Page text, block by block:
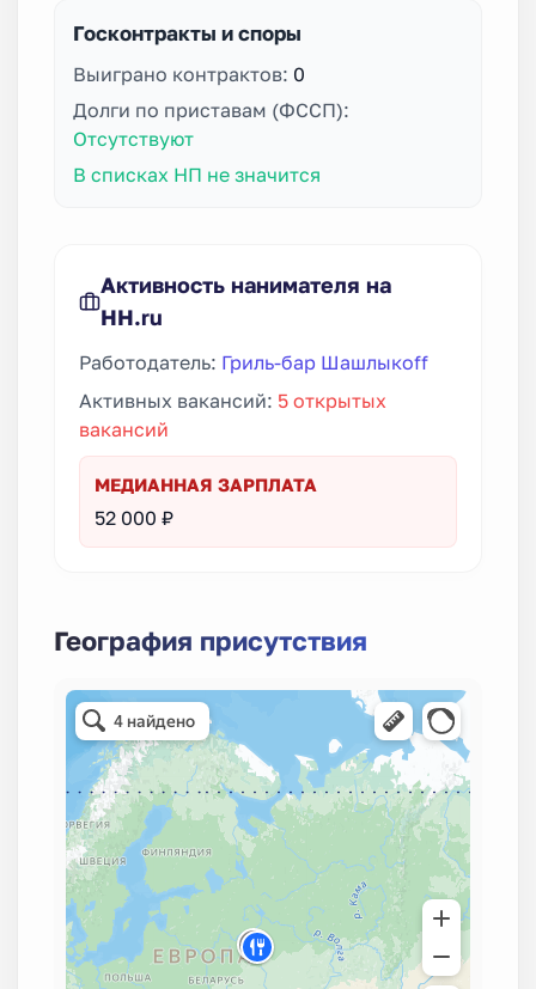
Госконтракты и споры
Выиграно контрактов: 0
Долги по приставам (ФССП):
Отсутствуют
В списках НП не значится
Активность нанимателя на
HH.ru
Работодатель: Гриль-бар Шашлыкоff
Активных вакансий: 5 открытых
вакансий
МЕДИАННАЯ ЗАРПЛАТА
52 000 ₽
География присутствия